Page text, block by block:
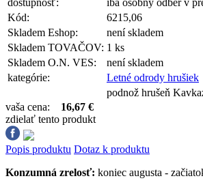
Kód:
6215,06
Skladem Eshop:
není skladem
Skladem TOVAČOV: 1 ks
Skladem O.N. VES:
není skladem
kategórie:
Letné odrody hrušiek
podnož hrušeň
vaša cena: 16,67 €
zdielať tento produkt
Popis produktu Dotaz k produktu
Konzumná zrelosť: koniec augusta -